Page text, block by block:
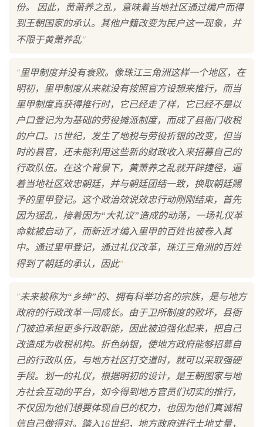
份。 因此，黄萧养之乱，意味着当地社区通过编户而得
到王朝国家的承认。其他户籍改变为民户这一现象，并
不限于黄萧养乱"
"里甲制度并没有衰败。像珠江三角洲这样一个地区，在
明初，里甲制度从来就没有按照官方设想来推行，而当
里甲制度真获得推行时，它已经走了样，它已经不是以
户口登记为为基础的劳役摊派制度，而成了县衙门收税
的户口。15世纪，发生了地税与劳役折银的改变，但当
时的县官，还未能利用这些新的财政收入来招募自己的
行政队伍。在这个背景下，黄萧养之乱就开辟捷径，逼
着当地社区效忠朝廷，并与朝廷团结一致，换取朝廷赐
予的里甲登记。这个政治效说效忠行动刚刚结束，首先
因为猺乱，接着因为“大礼议”造成的动荡，一场礼仪革
命就被启动了，而新近才编入里甲的百姓也被卷入其
中。通过里甲登记，通过礼仪改革，珠江三角洲的百姓
得到了朝廷的承认，因此"
"未来被称为“乡绅”的、拥有科举功名的宗族，是与地方
政府的行政改革一同成长。由于卫所制度的败坏，县衙
门被迫承担更多行政职能，因此被迫强化起来，把自己
改造成为收税机构。折色纳银，使地方政府能够招募自
己的行政队伍，与地方社区打交道时，就可以采取强硬
手段。划一的礼仪，根据明初的设计，是王朝图家与地
方社会互动的平台，如今得到地方官员们切实的推行，
不仅因为他们想要体现自已的权力，也因为他们真诚相
信自己做得对。踏入16世纪，地方政府进行土地丈量，